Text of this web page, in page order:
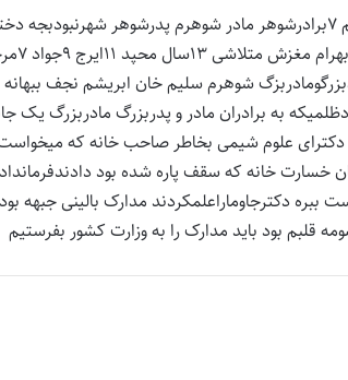
من موجی بمباران شهری شوهرم درجبهه بود بجه بغلم پرت شدیم شب بهوش آمدیم ۷برادرشوهر مادر شوهرم پدرشوهر
بود اسرا دوروبرش سرککسوکوشش بست
۴ماه بدجنازهاش پیدا شد پدبزرگومادربزگ شوهرم سلیم خان ابریشم نجف ببهانه
به برادران مادر و پدربزرگ مادربزرگ یک
دکترای علوم شیمی بخاطر صاحب خانه که
چاقو به بازوی دخترش فرورفت ناقص شهرکی بگوئیم ۳۰ هزارتومان خسارت خانه که سقف پاره شده بود
دست کار بدونه ۱۵نفر اتوبوس میخواست ببره دکترجاوماراعلمکردند مدارک بالینی جبهه بود